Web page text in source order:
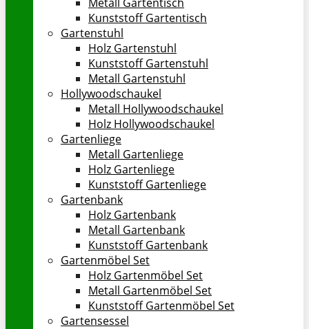
Kunststoff Gartentisch
Gartenstuhl
Holz Gartenstuhl
Kunststoff Gartenstuhl
Metall Gartenstuhl
Hollywoodschaukel
Metall Hollywoodschaukel
Holz Hollywoodschaukel
Gartenliege
Metall Gartenliege
Holz Gartenliege
Kunststoff Gartenliege
Gartenbank
Holz Gartenbank
Metall Gartenbank
Kunststoff Gartenbank
Gartenmöbel Set
Holz Gartenmöbel Set
Metall Gartenmöbel Set
Kunststoff Gartenmöbel Set
Gartensessel